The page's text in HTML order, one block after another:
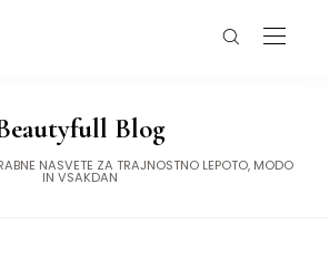
Blog
NASVETE ZA TRAJNOSTNO LEPOTO, MODO
IN VSAKDAN